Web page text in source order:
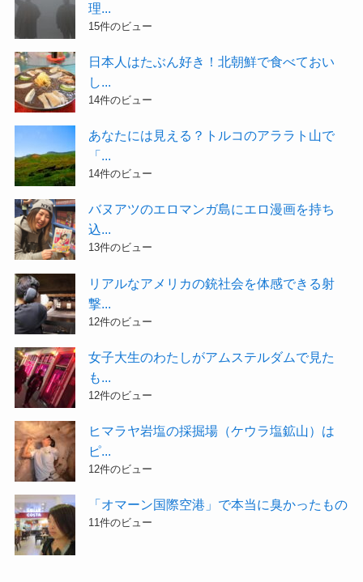
理...
15件のビュー
日本人はたぶん好き！北朝鮮で食べておい
し...
14件のビュー
あなたには見える？トルコのアララト山で
「...
14件のビュー
バヌアツのエロマンガ島にエロ漫画を持ち
込...
13件のビュー
リアルなアメリカの銃社会を体感できる射
撃...
12件のビュー
女子大生のわたしがアムステルダムで見た
も...
12件のビュー
ヒマラヤ岩塩の採掘場（ケウラ塩鉱山）は
ピ...
12件のビュー
「オマーン国際空港」で本当に臭かったもの
11件のビュー